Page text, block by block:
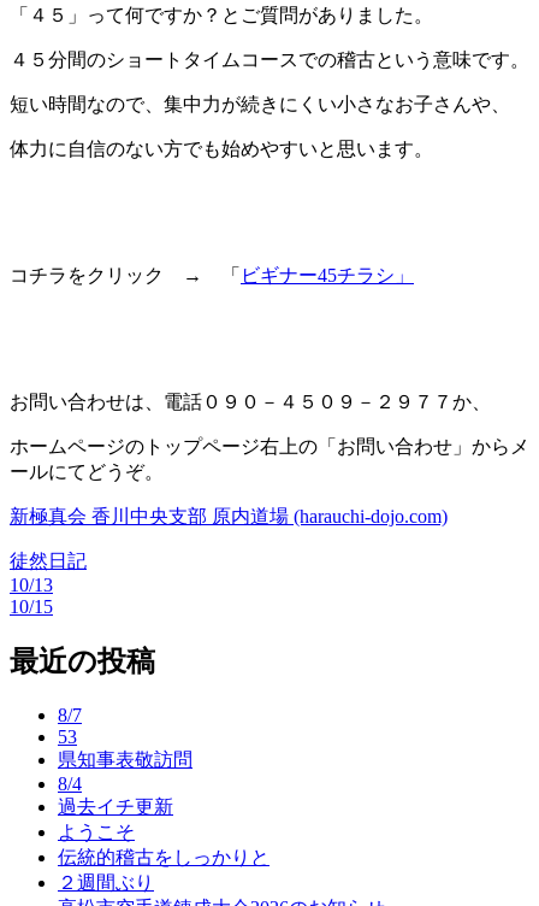
「４５」って何ですか？とご質問がありました。
４５分間のショートタイムコースでの稽古という意味です。
短い時間なので、集中力が続きにくい小さなお子さんや、
体力に自信のない方でも始めやすいと思います。
コチラをクリック → 「 ビギナー45チラシ」
お問い合わせは、電話０９０－４５０９－２９７７か、
ホームページのトップページ右上の「お問い合わせ」からメ
ールにてどうぞ。
新極真会 香川中央支部 原内道場 (harauchi-dojo.com)
徒然日記
投
ナ
10/13
10/15
最近の投稿
8/7
53
県知事表敬訪問
8/4
過去イチ更新
ようこそ
伝統的稽古をしっかりと
２週間ぶり